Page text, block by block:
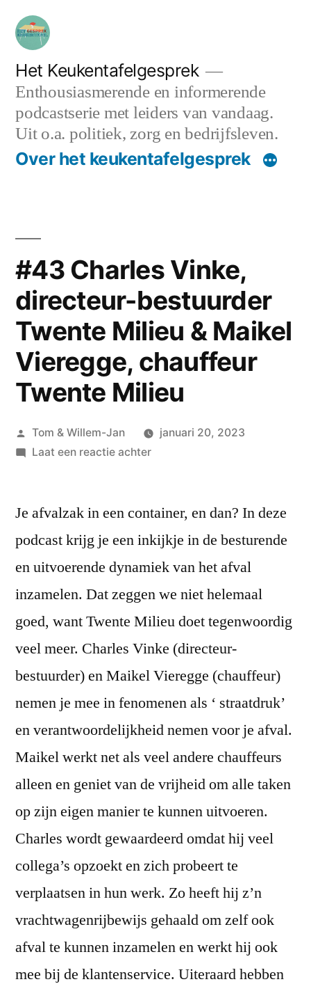
naar
inhoud
Het Keukentafelgesprek
Enthousiasmerende en informerende
podcastserie met leiders van vandaag.
Uit o.a. politiek, zorg en bedrijfsleven.
Over het keukentafelgesprek
#43 Charles Vinke,
directeur-bestuurder
Twente Milieu & Maikel
Vieregge, chauffeur
Twente Milieu
Geplaatst
door
Tom & Willem-Jan
januari 20, 2023
Laat een reactie achterop
Vinke,
bestuurder
Twente
Maikel
Vieregge,
Twente
Milieu
Je afvalzak in een container, en dan? In deze
podcast krijg je een inkijkje in de besturende
en uitvoerende dynamiek van het afval
inzamelen. Dat zeggen we niet helemaal
goed, want Twente Milieu doet tegenwoordig
veel meer. Charles Vinke (directeur-
bestuurder) en Maikel Vieregge (chauffeur)
nemen je mee in fenomenen als ‘ straatdruk’
en verantwoordelijkheid nemen voor je afval.
Maikel werkt net als veel andere chauffeurs
alleen en geniet van de vrijheid om alle taken
op zijn eigen manier te kunnen uitvoeren.
Charles wordt gewaardeerd omdat hij veel
collega’s opzoekt en zich probeert te
verplaatsen in hun werk. Zo heeft hij z’n
vrachtwagenrijbewijs gehaald om zelf ook
afval te kunnen inzamelen en werkt hij ook
mee bij de klantenservice. Uiteraard hebben